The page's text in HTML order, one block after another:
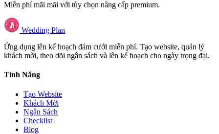
Miễn phí mãi mãi với tùy chọn nâng cấp premium.
Wedding Plan
Ứng dụng lên kế hoạch đám cưới miễn phí. Tạo website, quản lý
khách mời, theo dõi ngân sách và lên kế hoạch cho ngày trọng đại.
Tính Năng
Tạo Website
Khách Mời
Ngân Sách
Checklist
Blog